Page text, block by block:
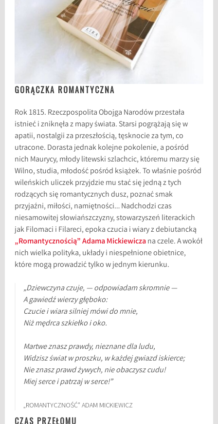
GORĄCZKA ROMANTYCZNA
Rok 1815. Rzeczpospolita Obojga Narodów przestała
istnieć i zniknęła z mapy świata. Starsi pogrążają się w
apatii, nostalgii za przeszłością, tęsknocie za tym, co
utracone. Dorasta jednak kolejne pokolenie, a pośród
nich Maurycy, młody litewski szlachcic, któremu marzy się
Wilno, studia, młodość pośród książek. To właśnie pośród
wileńskich uliczek przyjdzie mu stać się jedną z tych
rodzących się romantycznych dusz, poznać smak
przyjaźni, miłości, namiętności… Nadchodzi czas
niesamowitej słowiańszczyzny, stowarzyszeń literackich
jak Filomaci i Filareci, epoka czucia i wiary z debiutancką
„Romantycznością” Adama Mickiewiczana czele. A wokół
nich wielka polityka, układy i niespełnione obietnice,
które mogą prowadzić tylko w jednym kierunku.
„Dziewczyna czuje, — odpowiadam skromnie —
A gawiedź wierzy głęboko:
Czucie i wiara silniej mówi do mnie,
Niż mędrca szkiełko i oko.
Martwe znasz prawdy, nieznane dla ludu,
Widzisz świat w proszku, w każdej gwiazd iskierce;
Nie znasz prawd żywych, nie obaczysz cudu!
Miej serce i patrzaj w serce!”
„ROMANTYCZNOŚĆ” ADAM MICKIEWICZ
CZAS PRZEŁOMU